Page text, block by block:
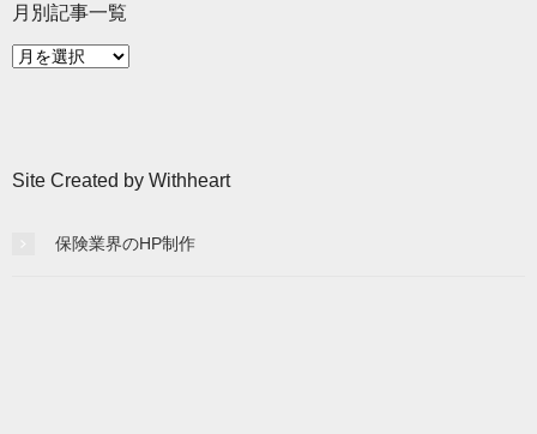
月別記事一覧
月
覧
Site Created by Withheart
保険業界のHP制作